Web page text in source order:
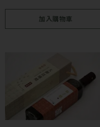
加入購物車